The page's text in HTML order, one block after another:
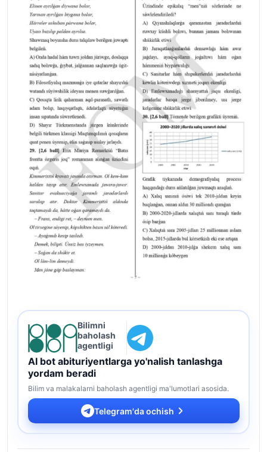
Bilimni
baholash
agentligi
AI bot abituriyentlarga yo'nalish tanlashga
yordam beradi
Bilim va malakalarni baholash agentligi ma'lumotlari asosida.
Telegram'da ochish